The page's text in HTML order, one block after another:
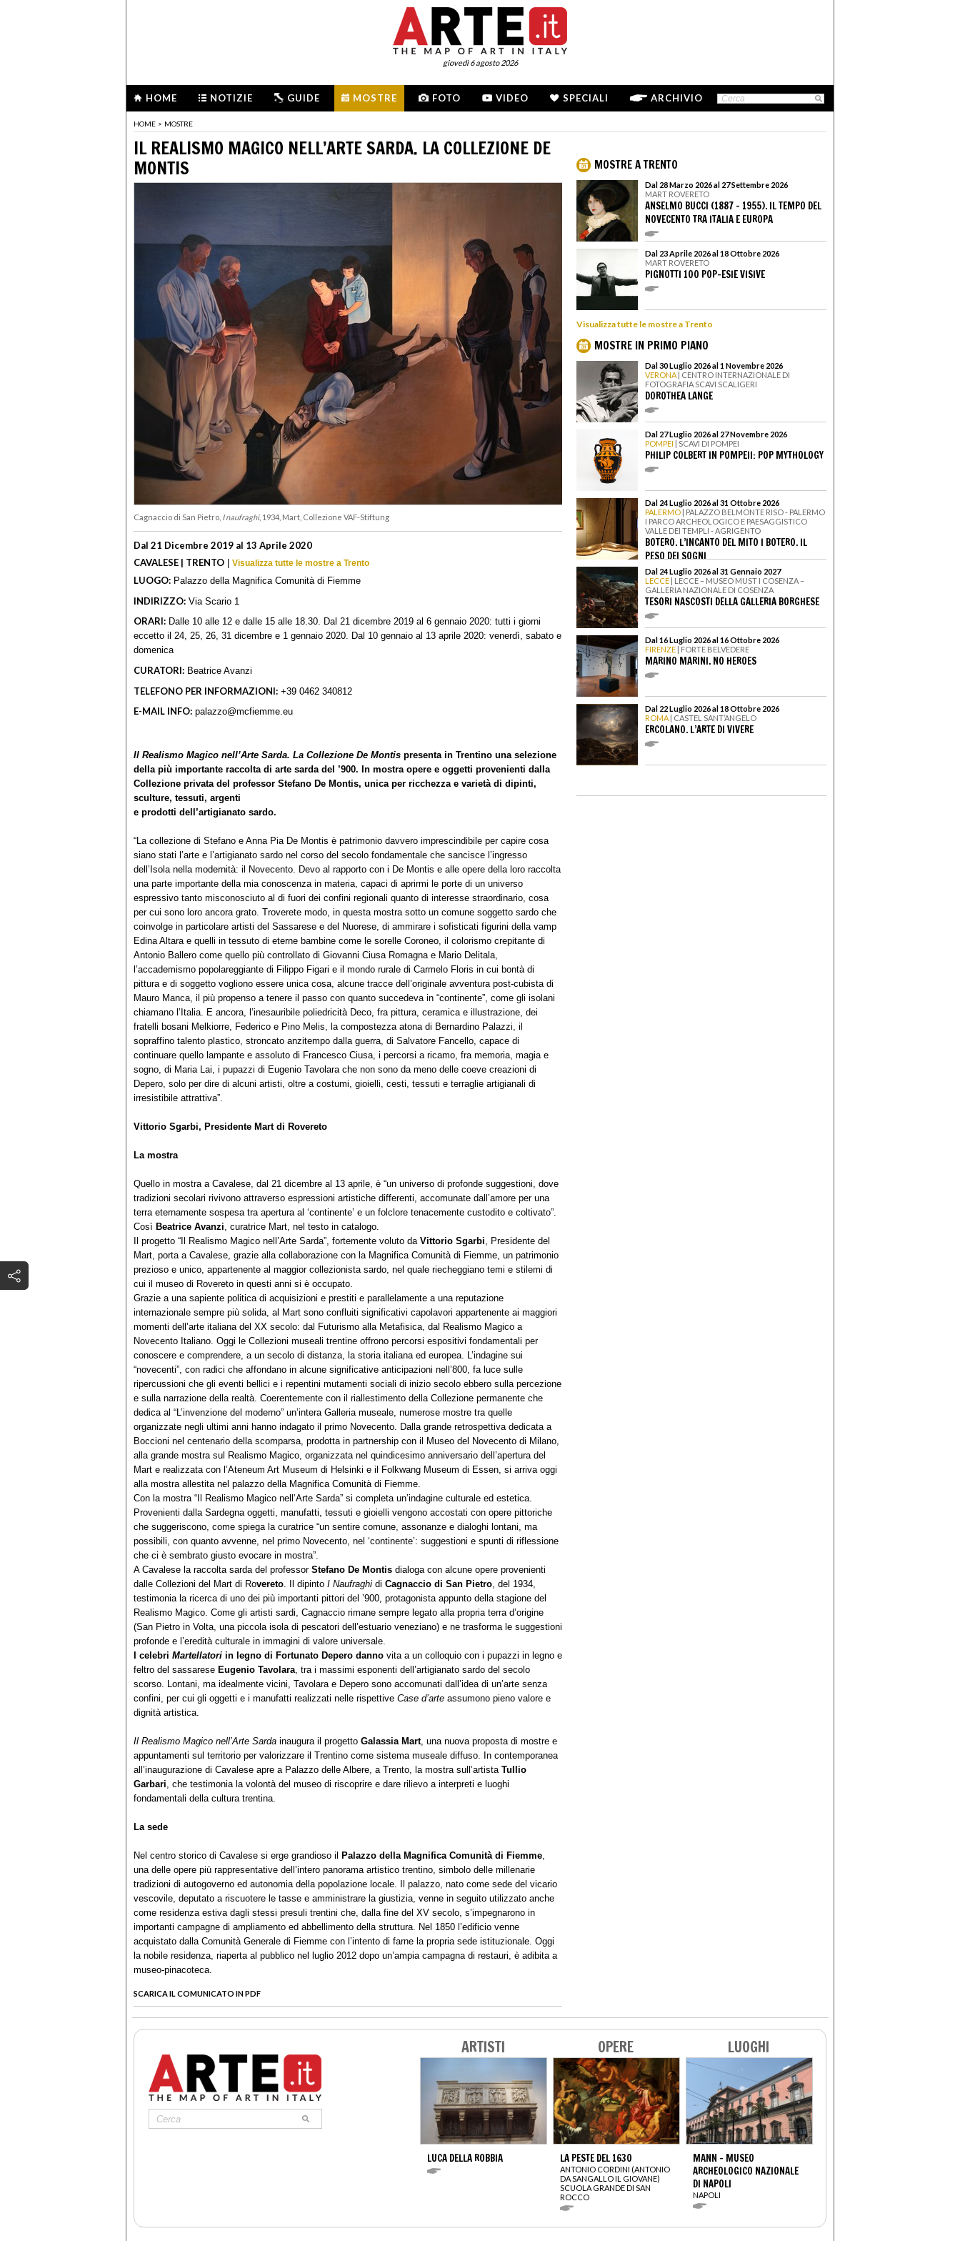
giovedì 6 agosto 2026
HOME NOTIZIE GUIDE MOSTRE FOTO VIDEO SPECIALI ARCHIVIO
HOME > MOSTRE
IL REALISMO MAGICO NELL’ARTE SARDA. LA COLLEZIONE DE
MONTIS
Cagnaccio di San Pietro, I naufraghi, 1934, Mart, Collezione VAF-Stiftung
Dal 21 Dicembre 2019 al 13 Aprile 2020
CAVALESE | TRENTO | Visualizza tutte le mostre a Trento
LUOGO: Palazzo della Magnifica Comunità di Fiemme
INDIRIZZO: Via Scario 1
ORARI: Dalle 10 alle 12 e dalle 15 alle 18.30. Dal 21 dicembre 2019 al 6 gennaio 2020: tutti i giorni
eccetto il 24, 25, 26, 31 dicembre e 1 gennaio 2020. Dal 10 gennaio al 13 aprile 2020: venerdì, sabato e
domenica
CURATORI: Beatrice Avanzi
TELEFONO PER INFORMAZIONI: +39 0462 340812
E-MAIL INFO: palazzo@mcfiemme.eu
Il Realismo Magico nell’Arte Sarda. La Collezione De Montis presenta in Trentino una selezione
della più importante raccolta di arte sarda del ’900. In mostra opere e oggetti provenienti dalla
Collezione privata del professor Stefano De Montis, unica per ricchezza e varietà di dipinti,
sculture, tessuti, argenti
e prodotti dell’artigianato sardo.
“La collezione di Stefano e Anna Pia De Montis è patrimonio davvero imprescindibile per capire cosa
siano stati l’arte e l’artigianato sardo nel corso del secolo fondamentale che sancisce l’ingresso
dell’Isola nella modernità: il Novecento. Devo al rapporto con i De Montis e alle opere della loro raccolta
una parte importante della mia conoscenza in materia, capaci di aprirmi le porte di un universo
espressivo tanto misconosciuto al di fuori dei confini regionali quanto di interesse straordinario, cosa
per cui sono loro ancora grato. Troverete modo, in questa mostra sotto un comune soggetto sardo che
coinvolge in particolare artisti del Sassarese e del Nuorese, di ammirare i sofisticati figurini della vamp
Edina Altara e quelli in tessuto di eterne bambine come le sorelle Coroneo, il colorismo crepitante di
Antonio Ballero come quello più controllato di Giovanni Ciusa Romagna e Mario Delitala,
l’accademismo popolareggiante di Filippo Figari e il mondo rurale di Carmelo Floris in cui bontà di
pittura e di soggetto vogliono essere unica cosa, alcune tracce dell’originale avventura post-cubista di
Mauro Manca, il più propenso a tenere il passo con quanto succedeva in “continente”, come gli isolani
chiamano l’Italia. E ancora, l’inesauribile poliedricità Deco, fra pittura, ceramica e illustrazione, dei
fratelli bosani Melkiorre, Federico e Pino Melis, la compostezza atona di Bernardino Palazzi, il
sopraffino talento plastico, stroncato anzitempo dalla guerra, di Salvatore Fancello, capace di
continuare quello lampante e assoluto di Francesco Ciusa, i percorsi a ricamo, fra memoria, magia e
sogno, di Maria Lai, i pupazzi di Eugenio Tavolara che non sono da meno delle coeve creazioni di
Depero, solo per dire di alcuni artisti, oltre a costumi, gioielli, cesti, tessuti e terraglie artigianali di
irresistibile attrattiva”.
Vittorio Sgarbi, Presidente Mart di Rovereto
La mostra
Quello in mostra a Cavalese, dal 21 dicembre al 13 aprile, è “un universo di profonde suggestioni, dove
tradizioni secolari rivivono attraverso espressioni artistiche differenti, accomunate dall’amore per una
terra eternamente sospesa tra apertura al ‘continente’ e un folclore tenacemente custodito e coltivato”.
Così Beatrice Avanzi, curatrice Mart, nel testo in catalogo.
Il progetto “Il Realismo Magico nell’Arte Sarda”, fortemente voluto da Vittorio Sgarbi, Presidente del
Mart, porta a Cavalese, grazie alla collaborazione con la Magnifica Comunità di Fiemme, un patrimonio
prezioso e unico, appartenente al maggior collezionista sardo, nel quale riecheggiano temi e stilemi di
cui il museo di Rovereto in questi anni si è occupato.
Grazie a una sapiente politica di acquisizioni e prestiti e parallelamente a una reputazione
internazionale sempre più solida, al Mart sono confluiti significativi capolavori appartenente ai maggiori
momenti dell’arte italiana del XX secolo: dal Futurismo alla Metafisica, dal Realismo Magico a
Novecento Italiano. Oggi le Collezioni museali trentine offrono percorsi espositivi fondamentali per
conoscere e comprendere, a un secolo di distanza, la storia italiana ed europea. L’indagine sui
“novecenti”, con radici che affondano in alcune significative anticipazioni nell’800, fa luce sulle
ripercussioni che gli eventi bellici e i repentini mutamenti sociali di inizio secolo ebbero sulla percezione
e sulla narrazione della realtà. Coerentemente con il riallestimento della Collezione permanente che
dedica al “L’invenzione del moderno” un’intera Galleria museale, numerose mostre tra quelle
organizzate negli ultimi anni hanno indagato il primo Novecento. Dalla grande retrospettiva dedicata a
Boccioni nel centenario della scomparsa, prodotta in partnership con il Museo del Novecento di Milano,
alla grande mostra sul Realismo Magico, organizzata nel quindicesimo anniversario dell’apertura del
Mart e realizzata con l’Ateneum Art Museum di Helsinki e il Folkwang Museum di Essen, si arriva oggi
alla mostra allestita nel palazzo della Magnifica Comunità di Fiemme.
Con la mostra “Il Realismo Magico nell’Arte Sarda” si completa un’indagine culturale ed estetica.
Provenienti dalla Sardegna oggetti, manufatti, tessuti e gioielli vengono accostati con opere pittoriche
che suggeriscono, come spiega la curatrice “un sentire comune, assonanze e dialoghi lontani, ma
possibili, con quanto avvenne, nel primo Novecento, nel ‘continente’: suggestioni e spunti di riflessione
che ci è sembrato giusto evocare in mostra”.
A Cavalese la raccolta sarda del professor Stefano De Montis dialoga con alcune opere provenienti
dalle Collezioni del Mart di Rovereto. Il dipinto I Naufraghi di Cagnaccio di San Pietro, del 1934,
testimonia la ricerca di uno dei più importanti pittori del ’900, protagonista appunto della stagione del
Realismo Magico. Come gli artisti sardi, Cagnaccio rimane sempre legato alla propria terra d’origine
(San Pietro in Volta, una piccola isola di pescatori dell’estuario veneziano) e ne trasforma le suggestioni
profonde e l’eredità culturale in immagini di valore universale.
I celebri Martellatori in legno di Fortunato Depero danno vita a un colloquio con i pupazzi in legno e
feltro del sassarese Eugenio Tavolara, tra i massimi esponenti dell’artigianato sardo del secolo
scorso. Lontani, ma idealmente vicini, Tavolara e Depero sono accomunati dall’idea di un’arte senza
confini, per cui gli oggetti e i manufatti realizzati nelle rispettive Case d’arte assumono pieno valore e
dignità artistica.
Il Realismo Magico nell’Arte Sarda inaugura il progetto Galassia Mart, una nuova proposta di mostre e
appuntamenti sul territorio per valorizzare il Trentino come sistema museale diffuso. In contemporanea
all’inaugurazione di Cavalese apre a Palazzo delle Albere, a Trento, la mostra sull’artista Tullio
Garbari, che testimonia la volontà del museo di riscoprire e dare rilievo a interpreti e luoghi
fondamentali della cultura trentina.
La sede
Nel centro storico di Cavalese si erge grandioso il Palazzo della Magnifica Comunità di Fiemme,
una delle opere più rappresentative dell’intero panorama artistico trentino, simbolo delle millenarie
tradizioni di autogoverno ed autonomia della popolazione locale. Il palazzo, nato come sede del vicario
vescovile, deputato a riscuotere le tasse e amministrare la giustizia, venne in seguito utilizzato anche
come residenza estiva dagli stessi presuli trentini che, dalla fine del XV secolo, s’impegnarono in
importanti campagne di ampliamento ed abbellimento della struttura. Nel 1850 l’edificio venne
acquistato dalla Comunità Generale di Fiemme con l’intento di farne la propria sede istituzionale. Oggi
la nobile residenza, riaperta al pubblico nel luglio 2012 dopo un’ampia campagna di restauri, è adibita a
museo-pinacoteca.
SCARICA IL COMUNICATO IN PDF
MOSTRE A TRENTO
Dal 28 Marzo 2026 al 27 Settembre 2026
MART ROVERETO
ANSELMO BUCCI (1887 – 1955). IL TEMPO DEL
NOVECENTO TRA ITALIA E EUROPA
Dal 23 Aprile 2026 al 18 Ottobre 2026
MART ROVERETO
PIGNOTTI 100 POP-ESIE VISIVE
Visualizza tutte le mostre a Trento
MOSTRE IN PRIMO PIANO
Dal 30 Luglio 2026 al 1 Novembre 2026
VERONA | CENTRO INTERNAZIONALE DI
FOTOGRAFIA SCAVI SCALIGERI
DOROTHEA LANGE
Dal 27 Luglio 2026 al 27 Novembre 2026
POMPEI | SCAVI DI POMPEI
PHILIP COLBERT IN POMPEII: POP MYTHOLOGY
Dal 24 Luglio 2026 al 31 Ottobre 2026
PALERMO | PALAZZO BELMONTE RISO - PALERMO
I PARCO ARCHEOLOGICO E PAESAGGISTICO
VALLE DEI TEMPLI - AGRIGENTO
BOTERO. L’INCANTO DEL MITO I BOTERO. IL
PESO DEI SOGNI
Dal 24 Luglio 2026 al 31 Gennaio 2027
LECCE | LECCE – MUSEO MUST I COSENZA –
GALLERIA NAZIONALE DI COSENZA
TESORI NASCOSTI DELLA GALLERIA BORGHESE
Dal 16 Luglio 2026 al 16 Ottobre 2026
FIRENZE | FORTE BELVEDERE
MARINO MARINI. NO HEROES
Dal 22 Luglio 2026 al 18 Ottobre 2026
ROMA | CASTEL SANT’ANGELO
ERCOLANO. L’ARTE DI VIVERE
ARTISTI
LUCA DELLA ROBBIA
OPERE
LA PESTE DEL 1630
ANTONIO CORDINI (ANTONIO
DA SANGALLO IL GIOVANE)
SCUOLA GRANDE DI SAN
ROCCO
LUOGHI
MANN - MUSEO
ARCHEOLOGICO NAZIONALE
DI NAPOLI
NAPOLI